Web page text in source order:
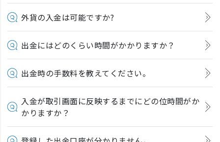
外貨の入金は可能ですか?
出金にはどのくらい時間がかかりますか？
出金時の手数料を教えてください。
入金が取引画面に反映するまでにどの位時間がか
かりますか？